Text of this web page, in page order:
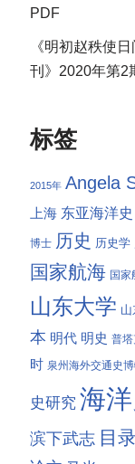
PDF
《明初赵秩使
刊》2020年第2
标签
2015年 Angela
上海 东亚海洋史
博士 历史 历史学
国家航海 国家
山东大学
本 明代 明史 普
时 泉州海外交通史
史研究 海
滨下武志 目录